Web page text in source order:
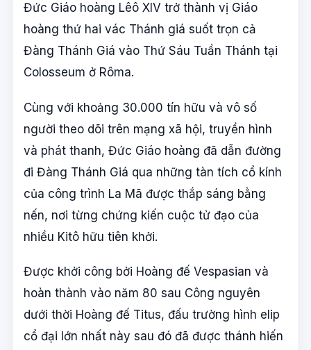
Đức Giáo hoàng Lêô XIV trở thành vị Giáo
hoàng thứ hai vác Thánh giá suốt trọn cả
Đàng Thánh Giá vào Thứ Sáu Tuần Thánh tại
Colosseum ở Rôma.
Cùng với khoảng 30.000 tín hữu và vô số
người theo dõi trên mạng xã hội, truyền hình
và phát thanh, Đức Giáo hoàng đã dẫn đường
đi Đàng Thánh Giá qua những tàn tích cổ kính
của công trình La Mã được thắp sáng bằng
nến, nơi từng chứng kiến cuộc tử đạo của
nhiều Kitô hữu tiên khởi.
Được khởi công bởi Hoàng đế Vespasian và
hoàn thành vào năm 80 sau Công nguyên
dưới thời Hoàng đế Titus, đấu trường hình elip
cổ đại lớn nhất này sau đó đã được thánh hiến